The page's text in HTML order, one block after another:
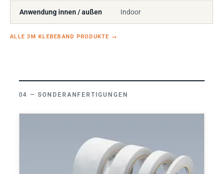
Anwendung innen / außen Indoor
ALLE 3M KLEBEBAND PRODUKTE →
SONDERANFERTIGUNGEN